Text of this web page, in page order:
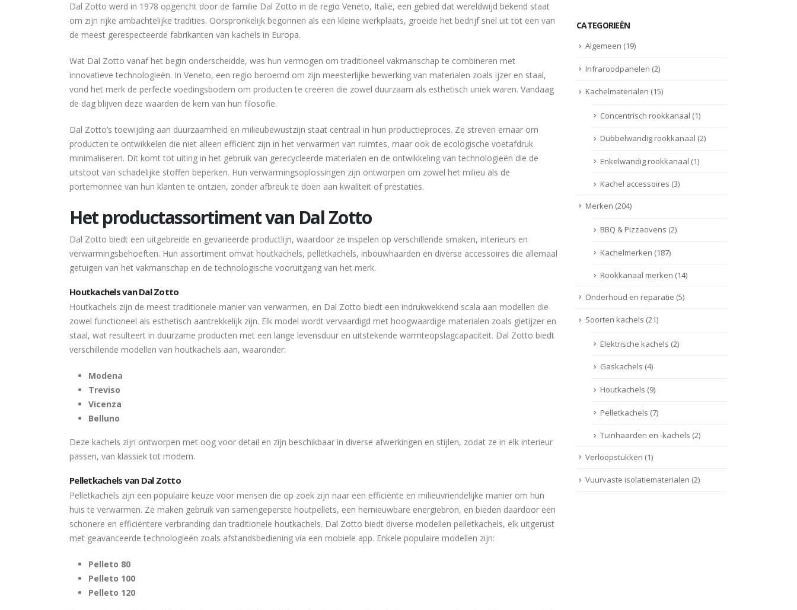
Dal Zotto werd in 1978 opgericht door de familie Dal Zotto in de regio Veneto, Italië, een gebied dat wereldwijd bekend staat
om zijn rijke ambachtelijke tradities. Oorspronkelijk begonnen als een kleine werkplaats, groeide het bedrijf snel uit tot een van
de meest gerespecteerde fabrikanten van kachels in Europa.
Wat Dal Zotto vanaf het begin onderscheidde, was hun vermogen om traditioneel vakmanschap te combineren met
innovatieve technologieën. In Veneto, een regio beroemd om zijn meesterlijke bewerking van materialen zoals ijzer en staal,
vond het merk de perfecte voedingsbodem om producten te creëren die zowel duurzaam als esthetisch uniek waren. Vandaag
de dag blijven deze waarden de kern van hun filosofie.
Dal Zotto’s toewijding aan duurzaamheid en milieubewustzijn staat centraal in hun productieproces. Ze streven ernaar om
producten te ontwikkelen die niet alleen efficiënt zijn in het verwarmen van ruimtes, maar ook de ecologische voetafdruk
minimaliseren. Dit komt tot uiting in het gebruik van gerecycleerde materialen en de ontwikkeling van technologieën die de
uitstoot van schadelijke stoffen beperken. Hun verwarmingsoplossingen zijn ontworpen om zowel het milieu als de
portemonnee van hun klanten te ontzien, zonder afbreuk te doen aan kwaliteit of prestaties.
Het productassortiment van Dal Zotto
Dal Zotto biedt een uitgebreide en gevarieerde productlijn, waardoor ze inspelen op verschillende smaken, interieurs en
verwarmingsbehoeften. Hun assortiment omvat houtkachels, pelletkachels, inbouwhaarden en diverse accessoires die allemaal
getuigen van het vakmanschap en de technologische vooruitgang van het merk.
Houtkachels van Dal Zotto
Houtkachels zijn de meest traditionele manier van verwarmen, en Dal Zotto biedt een indrukwekkend scala aan modellen die
zowel functioneel als esthetisch aantrekkelijk zijn. Elk model wordt vervaardigd met hoogwaardige materialen zoals gietijzer en
staal, wat resulteert in duurzame producten met een lange levensduur en uitstekende warmteopslagcapaciteit. Dal Zotto biedt
verschillende modellen van houtkachels aan, waaronder:
Modena
Treviso
Vicenza
Belluno
Deze kachels zijn ontworpen met oog voor detail en zijn beschikbaar in diverse afwerkingen en stijlen, zodat ze in elk interieur
passen, van klassiek tot modern.
Pelletkachels van Dal Zotto
Pelletkachels zijn een populaire keuze voor mensen die op zoek zijn naar een efficiënte en milieuvriendelijke manier om hun
huis te verwarmen. Ze maken gebruik van samengeperste houtpellets, een hernieuwbare energiebron, en bieden daardoor een
schonere en efficiëntere verbranding dan traditionele houtkachels. Dal Zotto biedt diverse modellen pelletkachels, elk uitgerust
met geavanceerde technologieën zoals afstandsbediening via een mobiele app. Enkele populaire modellen zijn:
Pelleto 80
Pelleto 100
Pelleto 120
CATEGORIEËN
Algemeen (19)
Infraroodpanelen (2)
Kachelmaterialen (15)
Concentrisch rookkanaal (1)
Dubbelwandig rookkanaal (2)
Enkelwandig rookkanaal (1)
Kachel accessoires (3)
Merken (204)
BBQ & Pizzaovens (2)
Kachelmerken (187)
Rookkanaal merken (14)
Onderhoud en reparatie (5)
Soorten kachels (21)
Elektrische kachels (2)
Gaskachels (4)
Houtkachels (9)
Pelletkachels (7)
Tuinhaarden en -kachels (2)
Verloopstukken (1)
Vuurvaste isolatiematerialen (2)